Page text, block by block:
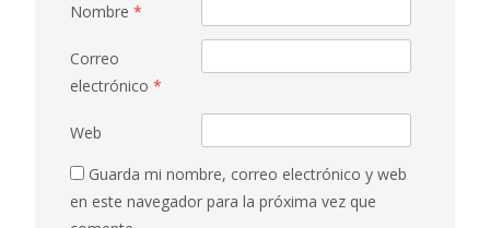
Nombre *
Correo
electrónico *
Web
Guarda mi nombre, correo electrónico y web
en este navegador para la próxima vez que